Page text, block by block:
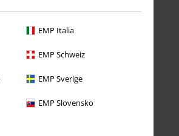
EMP Italia
EMP Schweiz
EMP Sverige
EMP Slovensko